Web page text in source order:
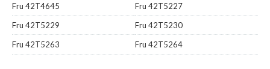
Fru 42T4645
Fru 42T5227
Fru 42T5229
Fru 42T5230
Fru 42T5263
Fru 42T5264